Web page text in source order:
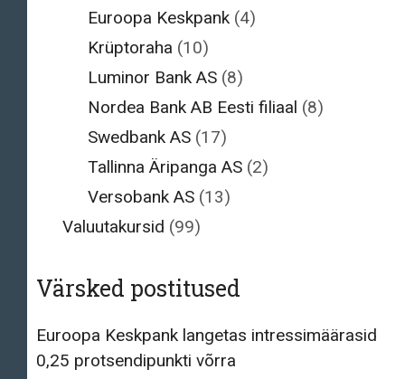
Euroopa Keskpank (4)
Krüptoraha (10)
Luminor Bank AS (8)
Nordea Bank AB Eesti filiaal (8)
Swedbank AS (17)
Tallinna Äripanga AS (2)
Versobank AS (13)
Valuutakursid (99)
Värsked postitused
Euroopa Keskpank langetas intressimäärasid
0,25 protsendipunkti võrra